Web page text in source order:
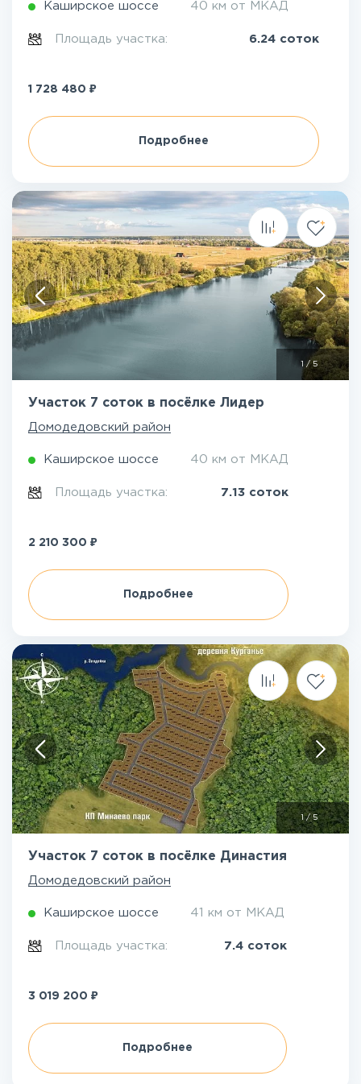
Каширское шоссе 40 км от МКАД
Площадь участка: 6.24 соток
1 728 480 ₽
Подробнее
/5
Участок 7 соток в посёлке Лидер
Домодедовский район
Каширское шоссе 40 км от МКАД
Площадь участка: 7.13 соток
2 210 300 ₽
Подробнее
1/ 5
Участок 7 соток в посёлке Династия
Домодедовский район
Каширское шоссе 41 км от МКАД
Площадь участка: 7.4 соток
3 019 200 ₽
Подробнее